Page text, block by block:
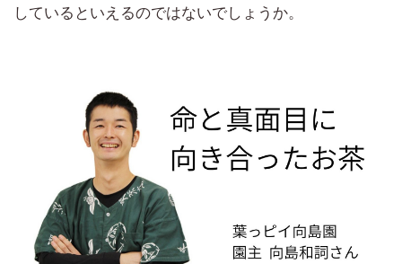
しているといえるのではないでしょうか。